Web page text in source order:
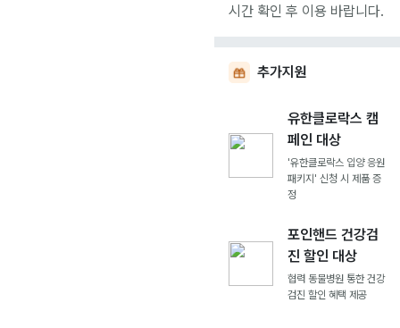
시간 확인 후 이용 바랍니다.
추가지원
유한클로락스 캠
페인 대상
'유한클로락스 입양 응원
패키지' 신청 시 제품 증
정
포인핸드 건강검
진 할인 대상
협력 동물병원 통한 건강
검진 할인 혜택 제공